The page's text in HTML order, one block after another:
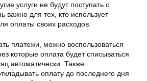
услуги не будут поступать с
важно для тех, кто использует
оплаты своих расходов.
платежи, можно воспользоваться
которые оплата будет списываться
автоматически. Также
оплату до последнего дня